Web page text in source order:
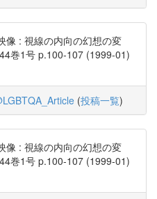
像 : 視線の内向の幻想の変
巻1号 p.100-107 (1999-01)
(投稿一覧)
像 : 視線の内向の幻想の変
巻1号 p.100-107 (1999-01)